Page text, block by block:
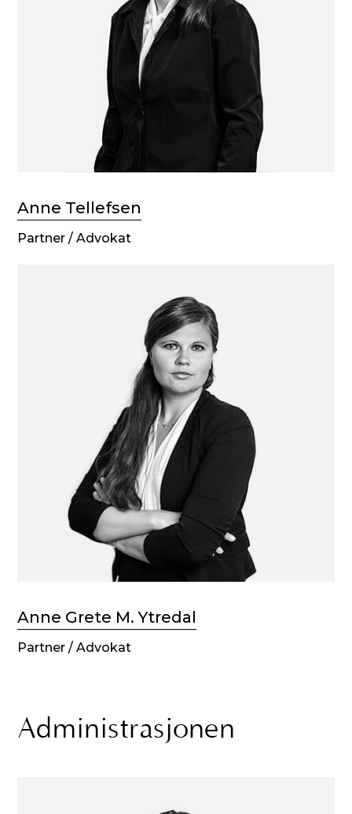
Anne Tellefsen
Partner / Advokat
Anne Grete M. Ytredal
Partner / Advokat
Administrasjonen